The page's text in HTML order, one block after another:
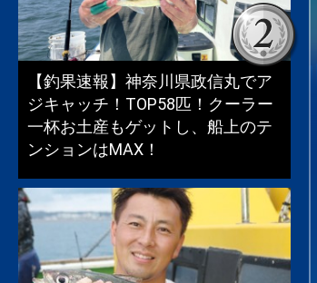
【釣果速報】神奈川県政信丸でア
ジキャッチ！TOP58匹！クーラー
一杯お土産もゲットし、船上のテ
ンションはMAX！